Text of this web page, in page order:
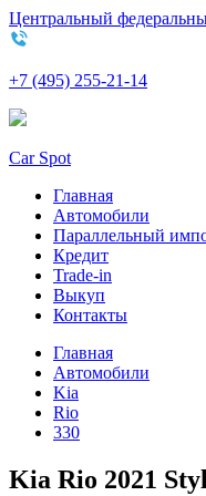
Центральный
+7 (495) 255-21-14
Car Spot
Главная
Автомобили
Параллельный
Кредит
Trade-in
Выкуп
Контакты
Главная
Автомобили
Kia
Rio
330
Kia Rio 2021